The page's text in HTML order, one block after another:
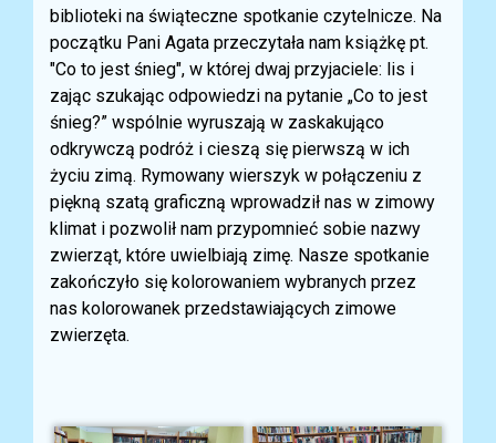
biblioteki na świąteczne spotkanie czytelnicze. Na
początku Pani Agata przeczytała nam książkę pt.
"Co to jest śnieg", w której dwaj przyjaciele: lis i
zając szukając odpowiedzi na pytanie „Co to jest
śnieg?” wspólnie wyruszają w zaskakująco
odkrywczą podróż i cieszą się pierwszą w ich
życiu zimą. Rymowany wierszyk w połączeniu z
piękną szatą graficzną wprowadził nas w zimowy
klimat i pozwolił nam przypomnieć sobie nazwy
zwierząt, które uwielbiają zimę. Nasze spotkanie
zakończyło się kolorowaniem wybranych przez
nas kolorowanek przedstawiających zimowe
zwierzęta.